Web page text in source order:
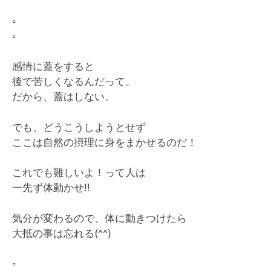
▫️
▫️
感情に蓋をすると
後で苦しくなるんだって。
だから、蓋はしない。
でも、どうこうしようとせず
ここは自然の摂理に身をまかせるのだ！
これでも難しいよ！って人は
一先ず体動かせ‼︎
気分が変わるので、体に動きつけたら
大抵の事は忘れる(^^)
▫️